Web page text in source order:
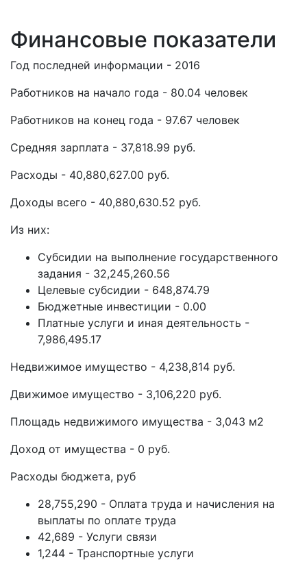
Финансовые показатели
Год последней информации - 2016
Работников на начало года - 80.04 человек
Работников на конец года - 97.67 человек
Средняя зарплата - 37,818.99 руб.
Расходы - 40,880,627.00 руб.
Доходы всего - 40,880,630.52 руб.
Из них:
Субсидии на выполнение государственного
задания - 32,245,260.56
Целевые субсидии - 648,874.79
Бюджетные инвестиции - 0.00
Платные услуги и иная деятельность -
7,986,495.17
Недвижимое имущество - 4,238,814 руб.
Движимое имущество - 3,106,220 руб.
Площадь недвижимого имущества - 3,043 м2
Доход от имущества - 0 руб.
Расходы бюджета, руб
28,755,290 - Оплата труда и начисления на
выплаты по оплате труда
42,689 - Услуги связи
1,244 - Транспортные услуги